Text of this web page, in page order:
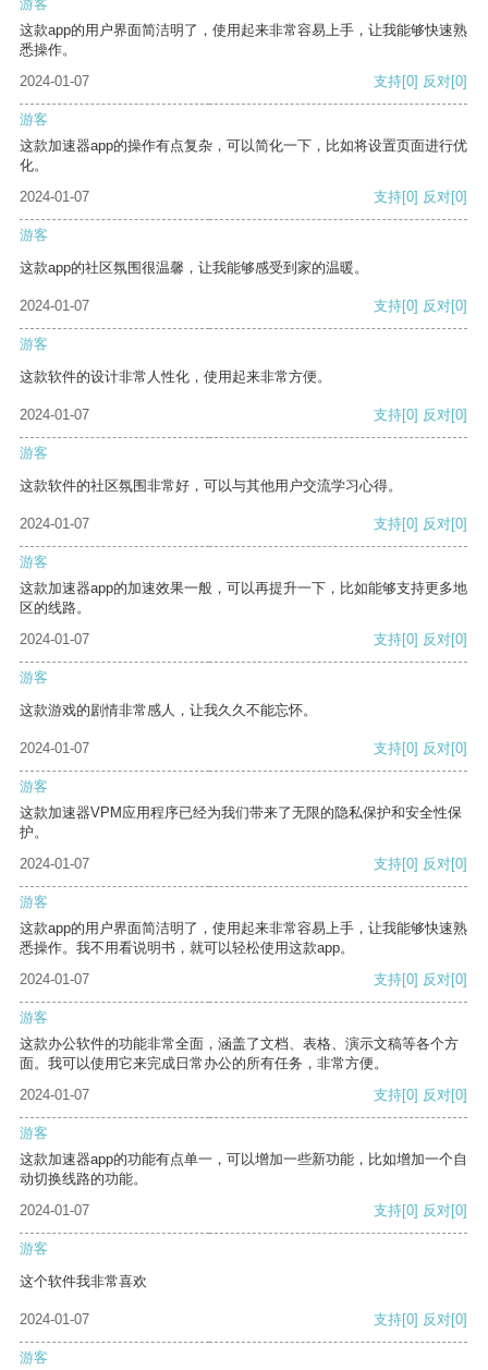
游客
这款app的用户界面简洁明了，使用起来非常容易上手，让我能够快速熟
悉操作。
2024-01-07
支持[0] 反对[0]
游客
这款加速器app的操作有点复杂，可以简化一下，比如将设置页面进行优
化。
2024-01-07
支持[0] 反对[0]
游客
这款app的社区氛围很温馨，让我能够感受到家的温暖。
2024-01-07 支持[0] 反对[0]
游客
这款软件的设计非常人性化，使用起来非常方便。
2024-01-07 支持[0] 反对[0]
游客
这款软件的社区氛围非常好，可以与其他用户交流学习心得。
2024-01-07 支持[0] 反对[0]
游客
这款加速器app的加速效果一般，可以再提升一下，比如能够支持更多地
区的线路。
2024-01-07
支持[0] 反对[0]
游客
这款游戏的剧情非常感人，让我久久不能忘怀。
2024-01-07 支持[0] 反对[0]
游客
这款加速器VPM应用程序已经为我们带来了无限的隐私保护和安全性保
护。
2024-01-07
支持[0] 反对[0]
游客
这款app的用户界面简洁明了，使用起来非常容易上手，让我能够快速熟
悉操作。我不用看说明书，就可以轻松使用这款app。
2024-01-07
支持[0] 反对[0]
游客
这款办公软件的功能非常全面，涵盖了文档、表格、演示文稿等各个方
面。我可以使用它来完成日常办公的所有任务，非常方便。
2024-01-07
支持[0] 反对[0]
游客
这款加速器app的功能有点单一，可以增加一些新功能，比如增加一个自
动切换线路的功能。
2024-01-07
支持[0] 反对[0]
游客
这个软件我非常喜欢
2024-01-07 支持[0] 反对[0]
游客